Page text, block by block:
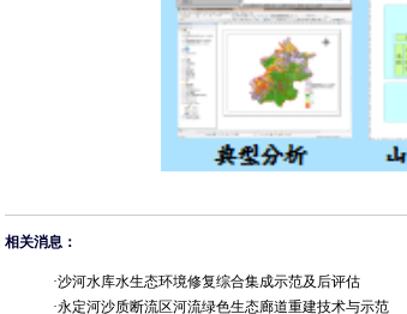
相关消息：
·沙河水库水生态环境修复综合集成示范及后评估
·永定河沙质断流区河流绿色生态廊道重建技术与示范